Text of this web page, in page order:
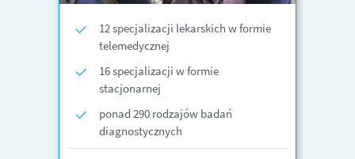
12 specjalizacji lekarskich w formie
telemedycznej
16 specjalizacji w formie
stacjonarnej
ponad 290 rodzajów badań
diagnostycznych